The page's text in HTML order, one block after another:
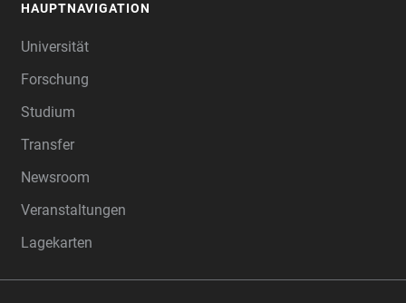
HAUPTNAVIGATION
Universität
Forschung
Studium
Transfer
Newsroom
Veranstaltungen
Lagekarten